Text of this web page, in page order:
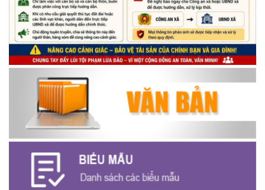
(24/07/2026)
Triển khai xây dựng mô hình “Trồng tái canh Cà phê Vối” năm
2026 tại các hộ nông dân trên địa bàn xã
(06/07/2026)
Hội nghị công bố Nghị quyết, các quyết định về thành lập thôn,
buôn, thành lập tổ chức Đảng, chỉ định cấp ủy, trưởng các thôn,
buôn, trưởng Ban công tác Mặt trận các thôn, buôn
(03/07/2026)
Xã Cuôr Đăng đã tổ chức lễ kỷ niệm 85 năm Ngày truyền thống
Người cao tuổi Việt Nam (06/06/1941-06/06/2026) và tổ
chức mừng thọ, chúc thọ Người cao tuổi trên địa bàn xã.